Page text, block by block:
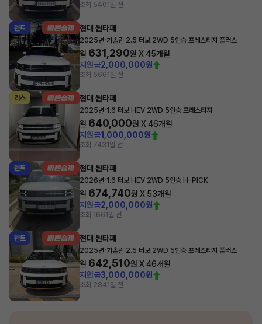
조회 5401일 전
렌트 현대 싼타페
2025년·가솔린 2.5 터보 2WD 5인승 프레스티지 플러스
월 631,290원 X45개월
지원금2,000,000원
조회 5661일 전
리스 현대 싼타페
2025년·1.6 터보 HEV 2WD 5인승 프레스티지
월 640,000원 X46개월
지원금1,000,000원
조회 7431일 전
렌트 현대 싼타페
2026년·1.6 터보 HEV 2WD 5인승 H-PICK
월 674,740원 X 53개월
지원금2,000,000원
조회 1661일 전
렌트 현대 싼타페
2025년·가솔린 2.5 터보 2WD 5인승 프레스티지 플러스
월 642,510원 X46개월
지원금3,000,000원
조회 2841일 전